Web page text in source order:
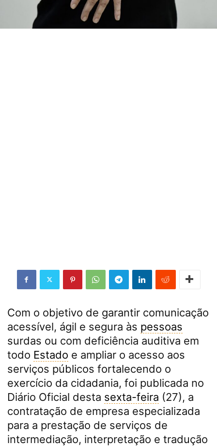
Com o objetivo de garantir comunicação
acessível, ágil e segura às pessoas
surdas ou com deficiência auditiva em
todo Estado e ampliar o acesso aos
serviços públicos fortalecendo o
exercício da cidadania, foi publicada no
Diário Oficial desta sexta-feira (27), a
contratação de empresa especializada
para a prestação de serviços de
intermediação, interpretação e tradução